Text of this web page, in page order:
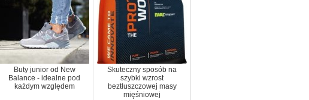
Buty junior od New
Balance - idealne pod
każdym względem
Skuteczny sposób na
szybki wzrost
beztłuszczowej masy
mięśniowej